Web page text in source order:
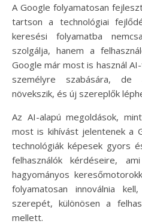
A Google folyamatosan
tartson a technológiai
keresési folyamatba
szolgálja, hanem a
Google már most is használ
személyre szabására, de
növekszik, és új szereplők
Az AI-alapú megoldások,
most is kihívást jelentenek a
technológiák képesek gyors
felhasználók kérdéseire,
hagyományos
folyamatosan innoválnia
szerepét, különösen a
mellett.